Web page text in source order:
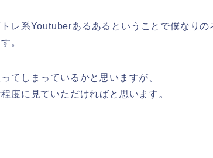
レ系Youtuberあるあるということで僕なり
。
てしまっているかと思いますが、
度に見ていただければと思います。